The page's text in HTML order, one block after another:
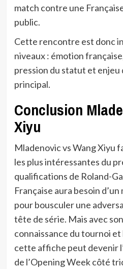
match contre une
public.
Cette rencontre est donc
niveaux : émotion
pression du statut et
principal.
Conclusion
Xiyu
Mladenovic vs Wang Xiyu
les plus intéressantes du
qualifications de Roland-
Française aura besoin
pour bousculer une
tête de série. Mais avec
connaissance du tournoi
cette affiche peut devenir
de l’Opening Week côté